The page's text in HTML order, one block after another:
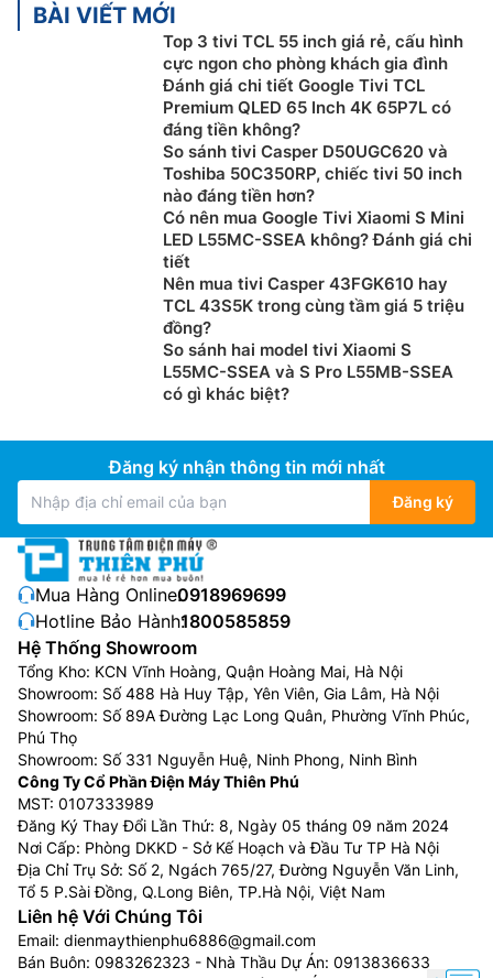
BÀI VIẾT MỚI
Top 3 tivi TCL 55 inch giá rẻ, cấu hình
cực ngon cho phòng khách gia đình
Đánh giá chi tiết Google Tivi TCL
Premium QLED 65 Inch 4K 65P7L có
đáng tiền không?
So sánh tivi Casper D50UGC620 và
Toshiba 50C350RP, chiếc tivi 50 inch
nào đáng tiền hơn?
Có nên mua Google Tivi Xiaomi S Mini
LED L55MC-SSEA không? Đánh giá chi
tiết
Nên mua tivi Casper 43FGK610 hay
TCL 43S5K trong cùng tầm giá 5 triệu
đồng?
So sánh hai model tivi Xiaomi S
L55MC-SSEA và S Pro L55MB-SSEA
có gì khác biệt?
Đăng ký nhận thông tin mới nhất
Đăng ký
Mua Hàng Online:0918969699
Hotline Bảo Hành:1800585859
Hệ Thống Showroom
Tổng Kho: KCN Vĩnh Hoàng, Quận Hoàng Mai, Hà Nội
Showroom: Số 488 Hà Huy Tập, Yên Viên, Gia Lâm, Hà Nội
Showroom: Số 89A Đường Lạc Long Quân, Phường Vĩnh Phúc,
Phú Thọ
Showroom: Số 331 Nguyễn Huệ, Ninh Phong, Ninh Bình
Công Ty Cổ Phần Điện Máy Thiên Phú
MST: 0107333989
Đăng Ký Thay Đổi Lần Thứ: 8, Ngày 05 tháng 09 năm 2024
Nơi Cấp: Phòng DKKD - Sở Kế Hoạch và Đầu Tư TP Hà Nội
Địa Chỉ Trụ Sở: Số 2, Ngách 765/27, Đường Nguyễn Văn Linh,
Tổ 5 P.Sài Đồng, Q.Long Biên, TP.Hà Nội, Việt Nam
Liên hệ Với Chúng Tôi
Email: dienmaythienphu6886@gmail.com
Bán Buôn: 0983262323 - Nhà Thầu Dự Án: 0913836633